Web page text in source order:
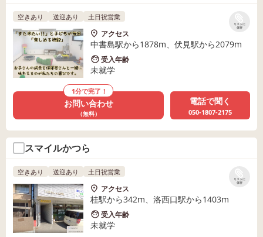
リストに
保存
空きあり 送迎あり 土日祝営業
アクセス
中書島駅から1878m、伏見駅から2079m
受入年齢
未就学
1分で完了！
お問い合わせ
（無料）
電話で聞く
050-1807-2175
スマイルかつら
リストに
保存
空きあり 送迎あり 土日祝営業
アクセス
桂駅から342m、洛西口駅から1403m
受入年齢
未就学